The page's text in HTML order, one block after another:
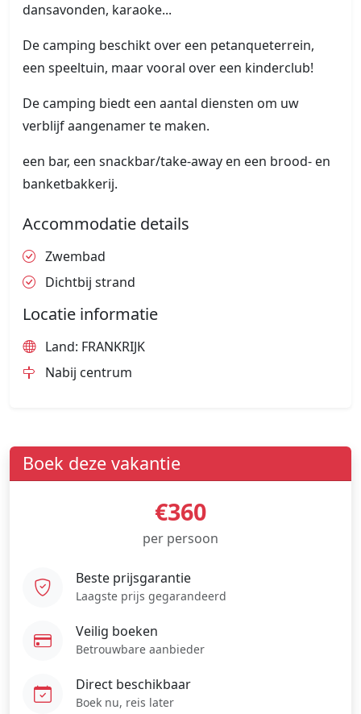
dansavonden, karaoke...
De camping beschikt over een petanqueterrein,
een speeltuin, maar vooral over een kinderclub!
De camping biedt een aantal diensten om uw
verblijf aangenamer te maken.
een bar, een snackbar/take-away en een brood- en
banketbakkerij.
Accommodatie details
Zwembad
Dichtbij strand
Locatie informatie
Land: FRANKRIJK
Nabij centrum
Boek deze vakantie
€360
per persoon
Beste prijsgarantie
Laagste prijs gegarandeerd
Veilig boeken
Betrouwbare aanbieder
Direct beschikbaar
Boek nu, reis later